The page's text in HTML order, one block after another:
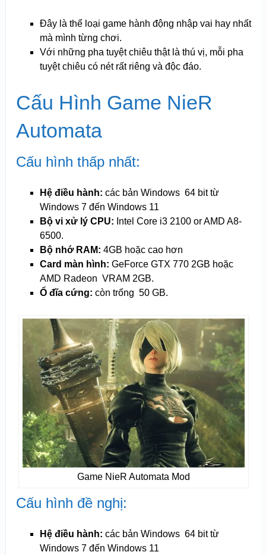
Đây là thể loại game hành động nhập vai hay nhất
mà mình từng chơi.
Với những pha tuyệt chiêu thật là thú vị, mỗi pha
tuyệt chiêu có nét rất riêng và độc đáo.
Cấu Hình Game NieR
Automata
Cấu hình thấp nhất:
Hệ điều hành: các bản Windows 64 bit từ
Windows 7 đến Windows 11
Bộ vi xử lý CPU: Intel Core i3 2100 or AMD A8-
6500.
Bộ nhớ RAM: 4GB hoặc cao hơn
Card màn hình: GeForce GTX 770 2GB hoặc
AMD Radeon VRAM 2GB.
Ổ đĩa cứng: còn trống 50 GB.
Game NieR Automata Mod
Cấu hình đề nghị:
Hệ điều hành: các bản Windows 64 bit từ
Windows 7 đến Windows 11